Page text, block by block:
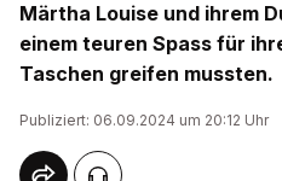
Märtha Louise und ihrem
einem teuren Spass für
Taschen greifen mussten.
Publiziert: 06.09.2024 um 20:12 Uhr